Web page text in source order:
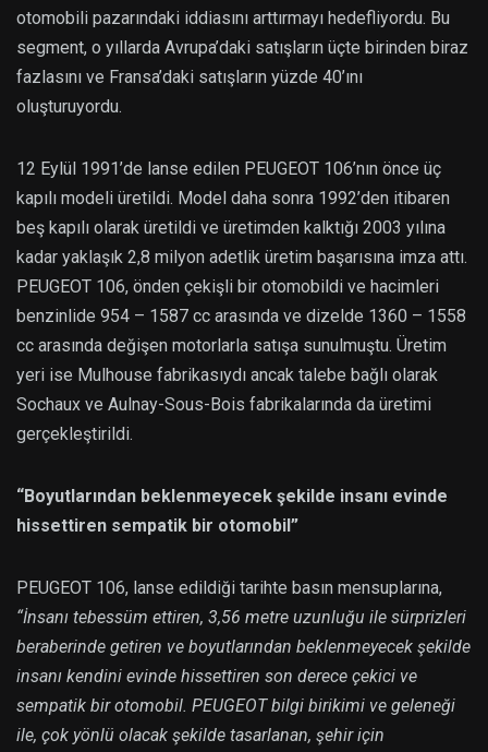
otomobili pazarındaki iddiasını arttırmayı hedefliyordu. Bu
segment, o yıllarda Avrupa’daki satışların üçte birinden biraz
fazlasını ve Fransa’daki satışların yüzde 40’ını
oluşturuyordu.
12 Eylül 1991’de lanse edilen PEUGEOT 106’nın önce üç
kapılı modeli üretildi. Model daha sonra 1992’den itibaren
beş kapılı olarak üretildi ve üretimden kalktığı 2003 yılına
kadar yaklaşık 2,8 milyon adetlik üretim başarısına imza attı.
PEUGEOT 106, önden çekişli bir otomobildi ve hacimleri
benzinlide 954 – 1587 cc arasında ve dizelde 1360 – 1558
cc arasında değişen motorlarla satışa sunulmuştu. Üretim
yeri ise Mulhouse fabrikasıydı ancak talebe bağlı olarak
Sochaux ve Aulnay-Sous-Bois fabrikalarında da üretimi
gerçekleştirildi.
“Boyutlarından beklenmeyecek şekilde insanı evinde
hissettiren sempatik bir otomobil”
PEUGEOT 106, lanse edildiği tarihte basın mensuplarına,
“İnsanı tebessüm ettiren, 3,56 metre uzunluğu ile sürprizleri
beraberinde getiren ve boyutlarından beklenmeyecek şekilde
insanı kendini evinde hissettiren son derece çekici ve
sempatik bir otomobil. PEUGEOT bilgi birikimi ve geleneği
ile, çok yönlü olacak şekilde tasarlanan, şehir için